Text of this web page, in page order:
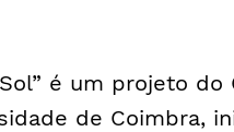
é um projeto do
de Coimbra,